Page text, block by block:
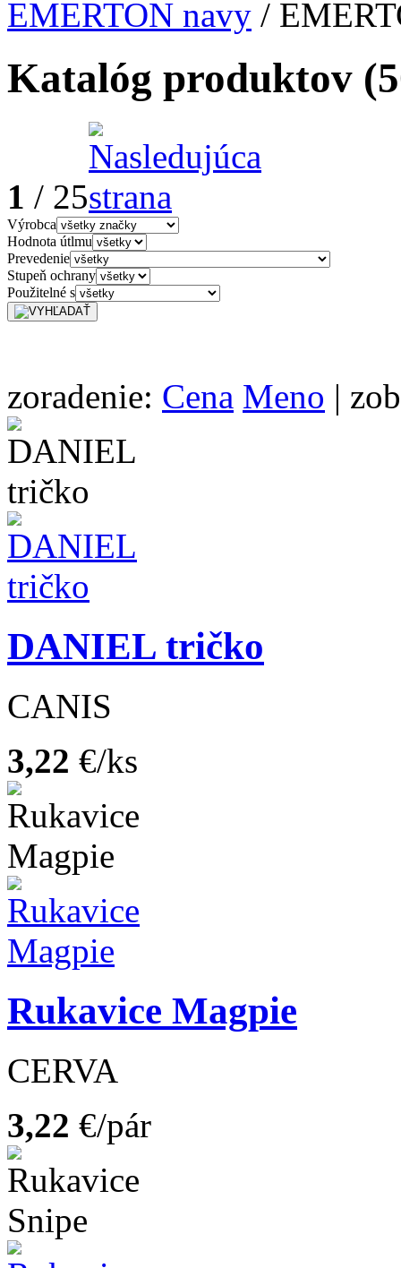
EMERTON navy /
Katalóg produktov
1 / 25
Výrobca
Hodnota útlmu
Prevedenie
Stupeň ochrany
Použitelné s
zoradenie: Cena Meno |
DANIEL tričko
CANIS
3,22 €/ks
Rukavice Magpie
CERVA
3,22 €/pár